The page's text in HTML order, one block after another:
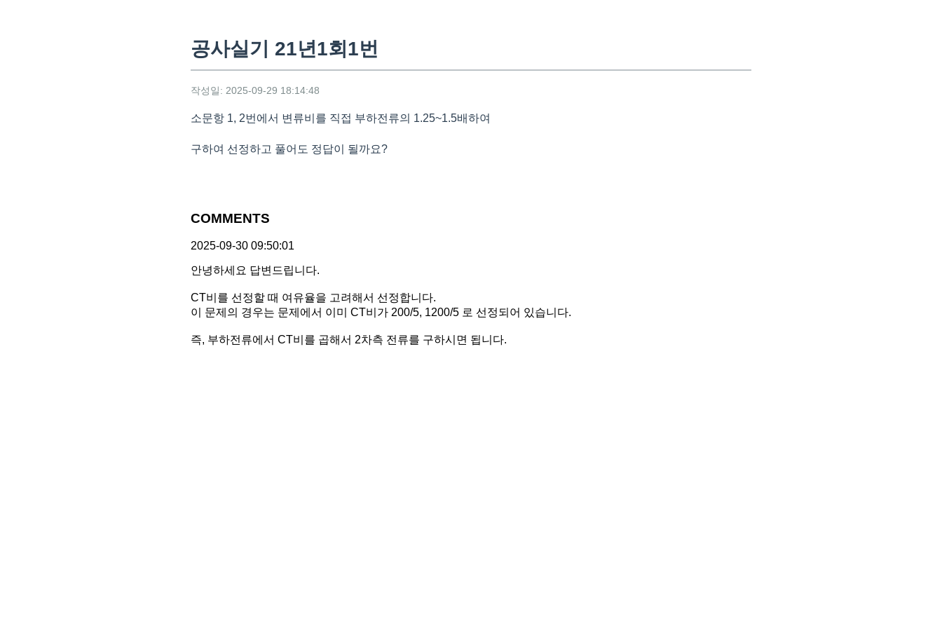
공사실기 21년1회1번
작성일: 2025-09-29 18:14:48
소문항 1, 2번에서 변류비를 직접 부하전류의 1.25~1.5배하여
구하여 선정하고 풀어도 정답이 될까요?
COMMENTS
2025-09-30 09:50:01
안녕하세요 답변드립니다.
CT비를 선정할 때 여유율을 고려해서 선정합니다.
이 문제의 경우는 문제에서 이미 CT비가 200/5, 1200/5 로 선정되어 있습니다.
즉, 부하전류에서 CT비를 곱해서 2차측 전류를 구하시면 됩니다.